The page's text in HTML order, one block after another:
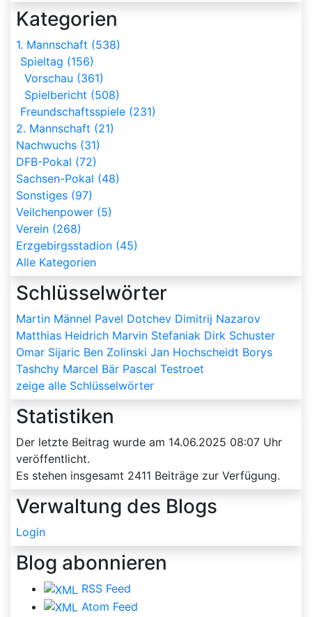
Kategorien
1. Mannschaft (538)
Spieltag (156)
Vorschau (361)
Spielbericht (508)
Freundschaftsspiele (231)
2. Mannschaft (21)
Nachwuchs (31)
DFB-Pokal (72)
Sachsen-Pokal (48)
Sonstiges (97)
Veilchenpower (5)
Verein (268)
Erzgebirgsstadion (45)
Alle Kategorien
Schlüsselwörter
Martin Männel Pavel Dotchev Dimitrij Nazarov
Matthias Heidrich Marvin Stefaniak Dirk Schuster
Omar Sijaric Ben Zolinski Jan Hochscheidt Borys
Tashchy Marcel Bär Pascal Testroet
zeige alle Schlüsselwörter
Statistiken
Der letzte Beitrag wurde am 14.06.2025 08:07 Uhr
veröffentlicht.
Es stehen insgesamt 2411 Beiträge zur Verfügung.
Verwaltung des Blogs
Login
Blog abonnieren
RSS Feed
Atom Feed